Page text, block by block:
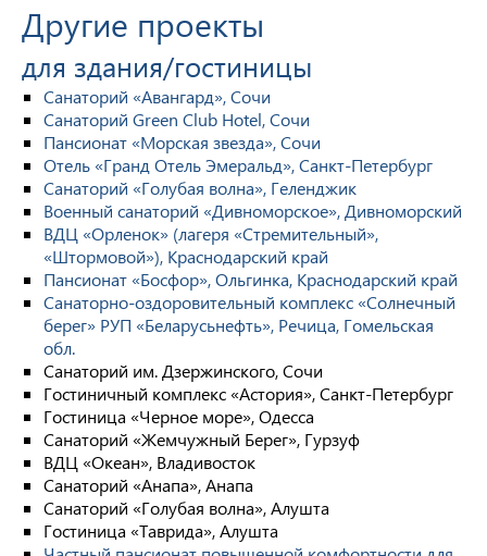
Другие проекты
для здания/гостиницы
Санаторий «Авангард», Сочи
Санаторий Green Club Hotel, Сочи
Пансионат «Морская звезда», Сочи
Отель «Гранд Отель Эмеральд», Санкт-Петербург
Санаторий «Голубая волна», Геленджик
Военный санаторий «Дивноморское», Дивноморский
ВДЦ «Орленок» (лагеря «Стремительный»,
«Штормовой»), Краснодарский край
Пансионат «Босфор», Ольгинка, Краснодарский край
Санаторно-оздоровительный комплекс «Солнечный
берег» РУП «Беларусьнефть», Речица, Гомельская
обл.
Санаторий им. Дзержинского, Сочи
Гостиничный комплекс «Астория», Санкт-Петербург
Гостиница «Черное море», Одесса
Санаторий «Жемчужный Берег», Гурзуф
ВДЦ «Океан», Владивосток
Санаторий «Анапа», Анапа
Санаторий «Голубая волна», Алушта
Гостиница «Таврида», Алушта